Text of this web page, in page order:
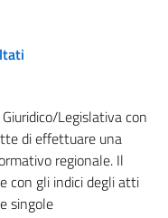
Legislativa con
di effettuare una
regionale. Il
con gli indici degli atti
singole